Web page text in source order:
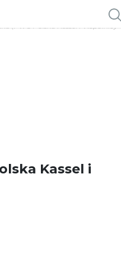
(PwC Polska Kassel i Wspólnicy
Kassel i